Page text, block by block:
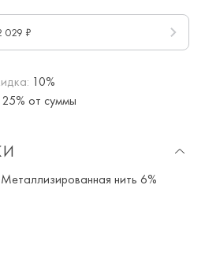
029 ₽
10%
от суммы
нить 6%